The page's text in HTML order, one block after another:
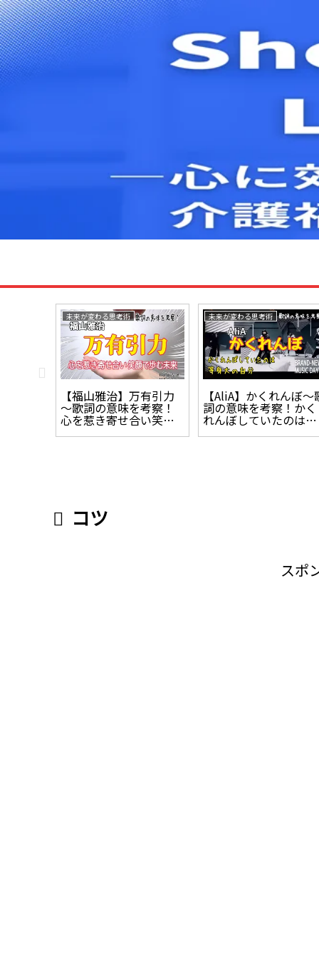
未来が変わる思考術
【福山雅治】万有引力
～歌詞の意味を考察！
心を惹き寄せ合い笑顔
で歩む未来
未来が変わる思考術
【AliA】かくれんぼ～
詞の意味を考察！かく
れんぼしていたのは等
身大の自分
コツ
スポ